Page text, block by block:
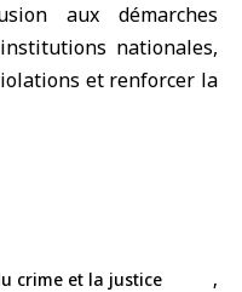
aux démarches
nationales,
et renforcer la
crime et la justice